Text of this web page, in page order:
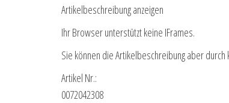
Artikelbeschreibung anzeigen
Ihr Browser unterstützt keine IFrames.
Sie können die Artikelbeschreibung aber durch
Artikel Nr.:
0072042308